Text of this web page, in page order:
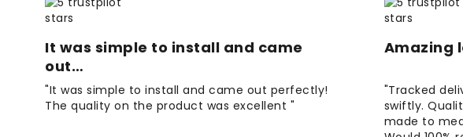
out…
"It was simple to install and came out perfectly!
The quality on the product was excellent "
swiftly.
made to
Would 100%